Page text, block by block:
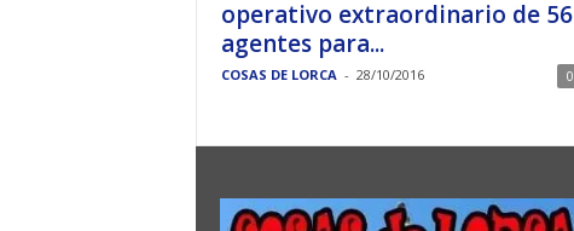
operativo extraordinario de 56
agentes para...
COSAS DE LORCA - 28/10/2016 0